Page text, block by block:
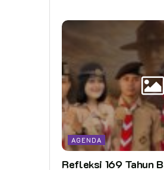
AGENDA
Refleksi 169 Tahun